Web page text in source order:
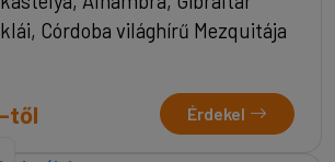
Córdoba világhírű Mezquitája
től Érdekel